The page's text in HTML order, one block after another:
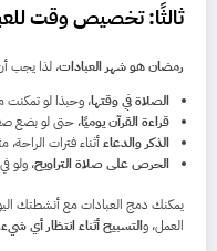
ثالثًا: تخصيص وقت
رمضان هو شهر العبادات، لذا يجب
الصلاة في وقتها، وحبذا لو تمكنت
قراءة القرآن يوميًا، حتى لو بضع
الذكر والدعاءأثناء فترات
الحرص على صلاة التراويح، ولو
يمكنك دمج العبادات مع أنشطتك
العمل، والتسبيح أثناء انتظار أي شيء.